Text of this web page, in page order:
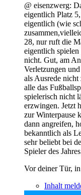
@ eisenzwerg:
eigentlich Platz
eigentlich (wie
28, nur ruft die
eigentlich
nicht. Gut, am
Verletzungen
als Ausrede
alle das
spielerisch nicht
erzwingen. Jetzt
zur Winterpause
dann angreifen,
bekanntlich als
sehr beliebt bei
Spieler des
Vor deiner Tür,
Inhalt